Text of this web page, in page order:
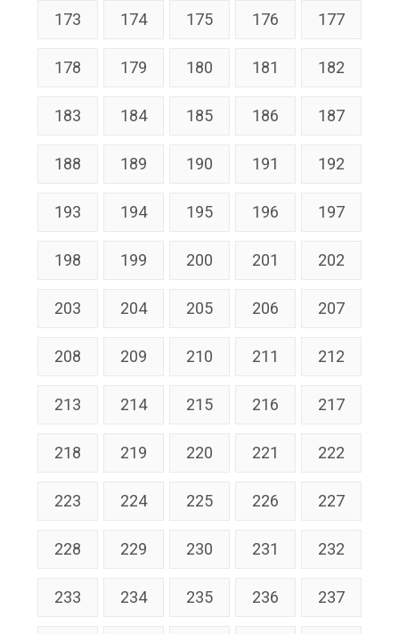
173 174 175 176 177
178 179 180 181 182
183 184 185 186 187
188 189 190 191 192
193 194 195 196 197
198 199 200 201 202
203 204 205 206 207
208 209 210 211 212
213 214 215 216 217
218 219 220 221 222
223 224 225 226 227
228 229 230 231 232
233 234 235 236 237